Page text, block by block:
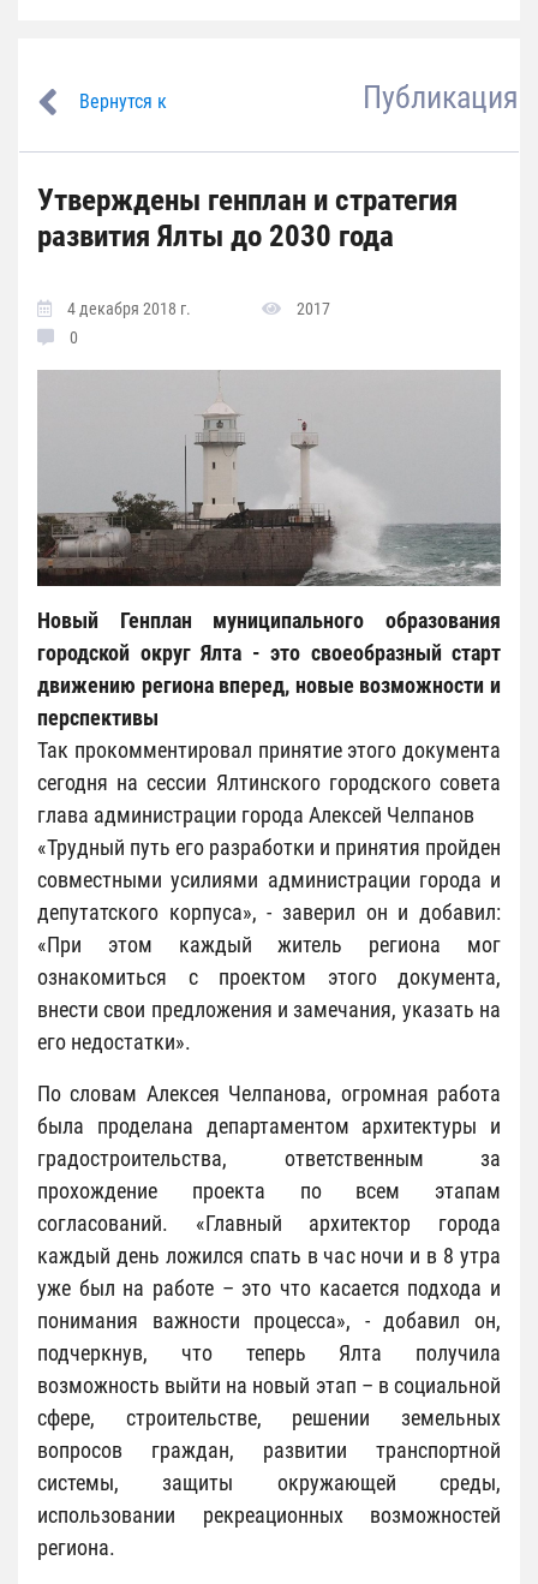
Вернутся к Публикация
Утверждены генплан и стратегия
развития Ялты до 2030 года
4 декабря 2018 г.
2017
0
Новый Генплан муниципального образования
городской округ Ялта - это своеобразный старт
движению региона вперед, новые возможности и
перспективы
Так прокомментировал принятие этого документа
сегодня на сессии Ялтинского городского совета
глава администрации города Алексей Челпанов
«Трудный путь его разработки и принятия пройден
совместными усилиями администрации города и
депутатского корпуса», - заверил он и добавил:
«При этом каждый житель региона мог
ознакомиться с проектом этого документа,
внести свои предложения и замечания, указать на
его недостатки».
По словам Алексея Челпанова, огромная работа
была проделана департаментом архитектуры и
градостроительства, ответственным за
прохождение проекта по всем этапам
согласований. «Главный архитектор города
каждый день ложился спать в час ночи и в 8 утра
уже был на работе – это что касается подхода и
понимания важности процесса», - добавил он,
подчеркнув, что теперь Ялта получила
возможность выйти на новый этап – в социальной
сфере, строительстве, решении земельных
вопросов граждан, развитии транспортной
системы, защиты окружающей среды,
использовании рекреационных возможностей
региона.